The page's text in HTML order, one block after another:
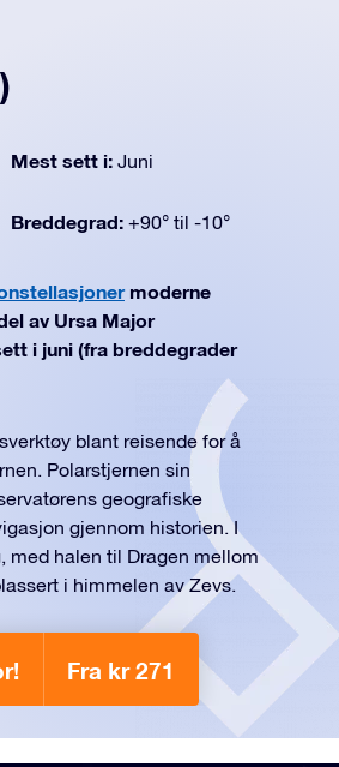
Mest sett i: Juni
Breddegrad: +90° til -10°
moderne
av Ursa Major
i juni (fra breddegrader
blant reisende for å
Polarstjernen sin
geografiske
gjennom historien. I
med halen til Dragen mellom
i himmelen av Zevs.
Fra kr 271